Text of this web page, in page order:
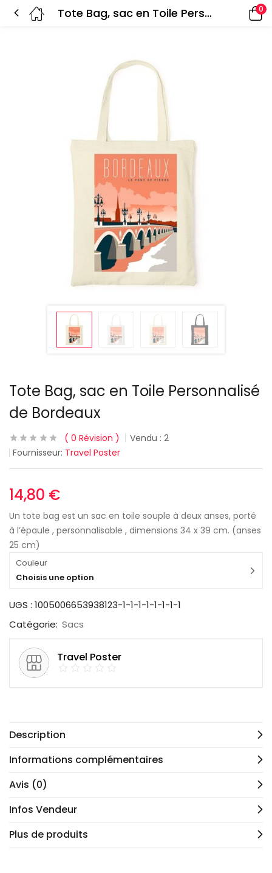
Tote Bag, sac en Toile Personnalisé de Bordeaux 0
Tote Bag, sac en Toile Personnalisé
de Bordeaux
0 Révision Vendu : 2
Fournisseur: Travel Poster
14,80 €
Un tote bag est un sac en toile souple à deux anses, porté
à l’épaule , personnalisable , dimensions 34 x 39 cm. (anses
25 cm)
Couleur
Choisis une option
UGS : 1005006653938123-1-1-1-1-1-1-1-1
Catégorie: Sacs
Travel Poster
Description
Informations complémentaires
Avis (0)
Infos Vendeur
Plus de produits